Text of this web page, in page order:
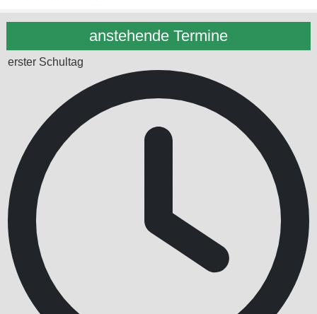
anstehende Termine
erster Schultag